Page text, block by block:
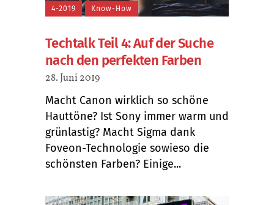
4-2019 Know-How
Techtalk Teil 4: Auf der Suche
nach den perfekten Farben
28. Juni 2019
Macht Canon wirklich so schöne
Hauttöne? Ist Sony immer warm und
grünlastig? Macht Sigma dank
Foveon-Technologie sowieso die
schönsten Farben? Einige...